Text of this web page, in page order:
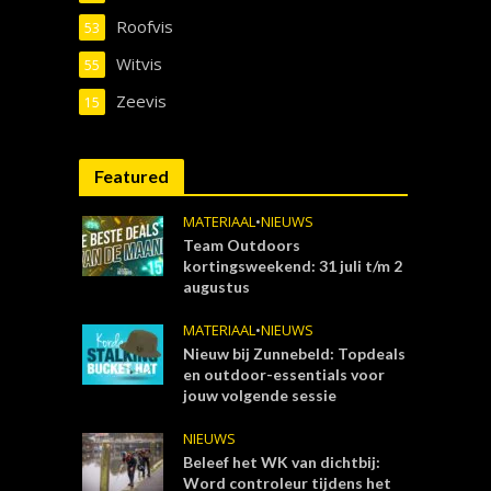
Roofvis
53
Witvis
55
Zeevis
15
Featured
MATERIAAL•NIEUWS
Team Outdoors
kortingsweekend: 31 juli t/m 2
augustus
MATERIAAL•NIEUWS
Nieuw bij Zunnebeld: Topdeals
en outdoor-essentials voor
jouw volgende sessie
NIEUWS
Beleef het WK van dichtbij:
Word controleur tijdens het